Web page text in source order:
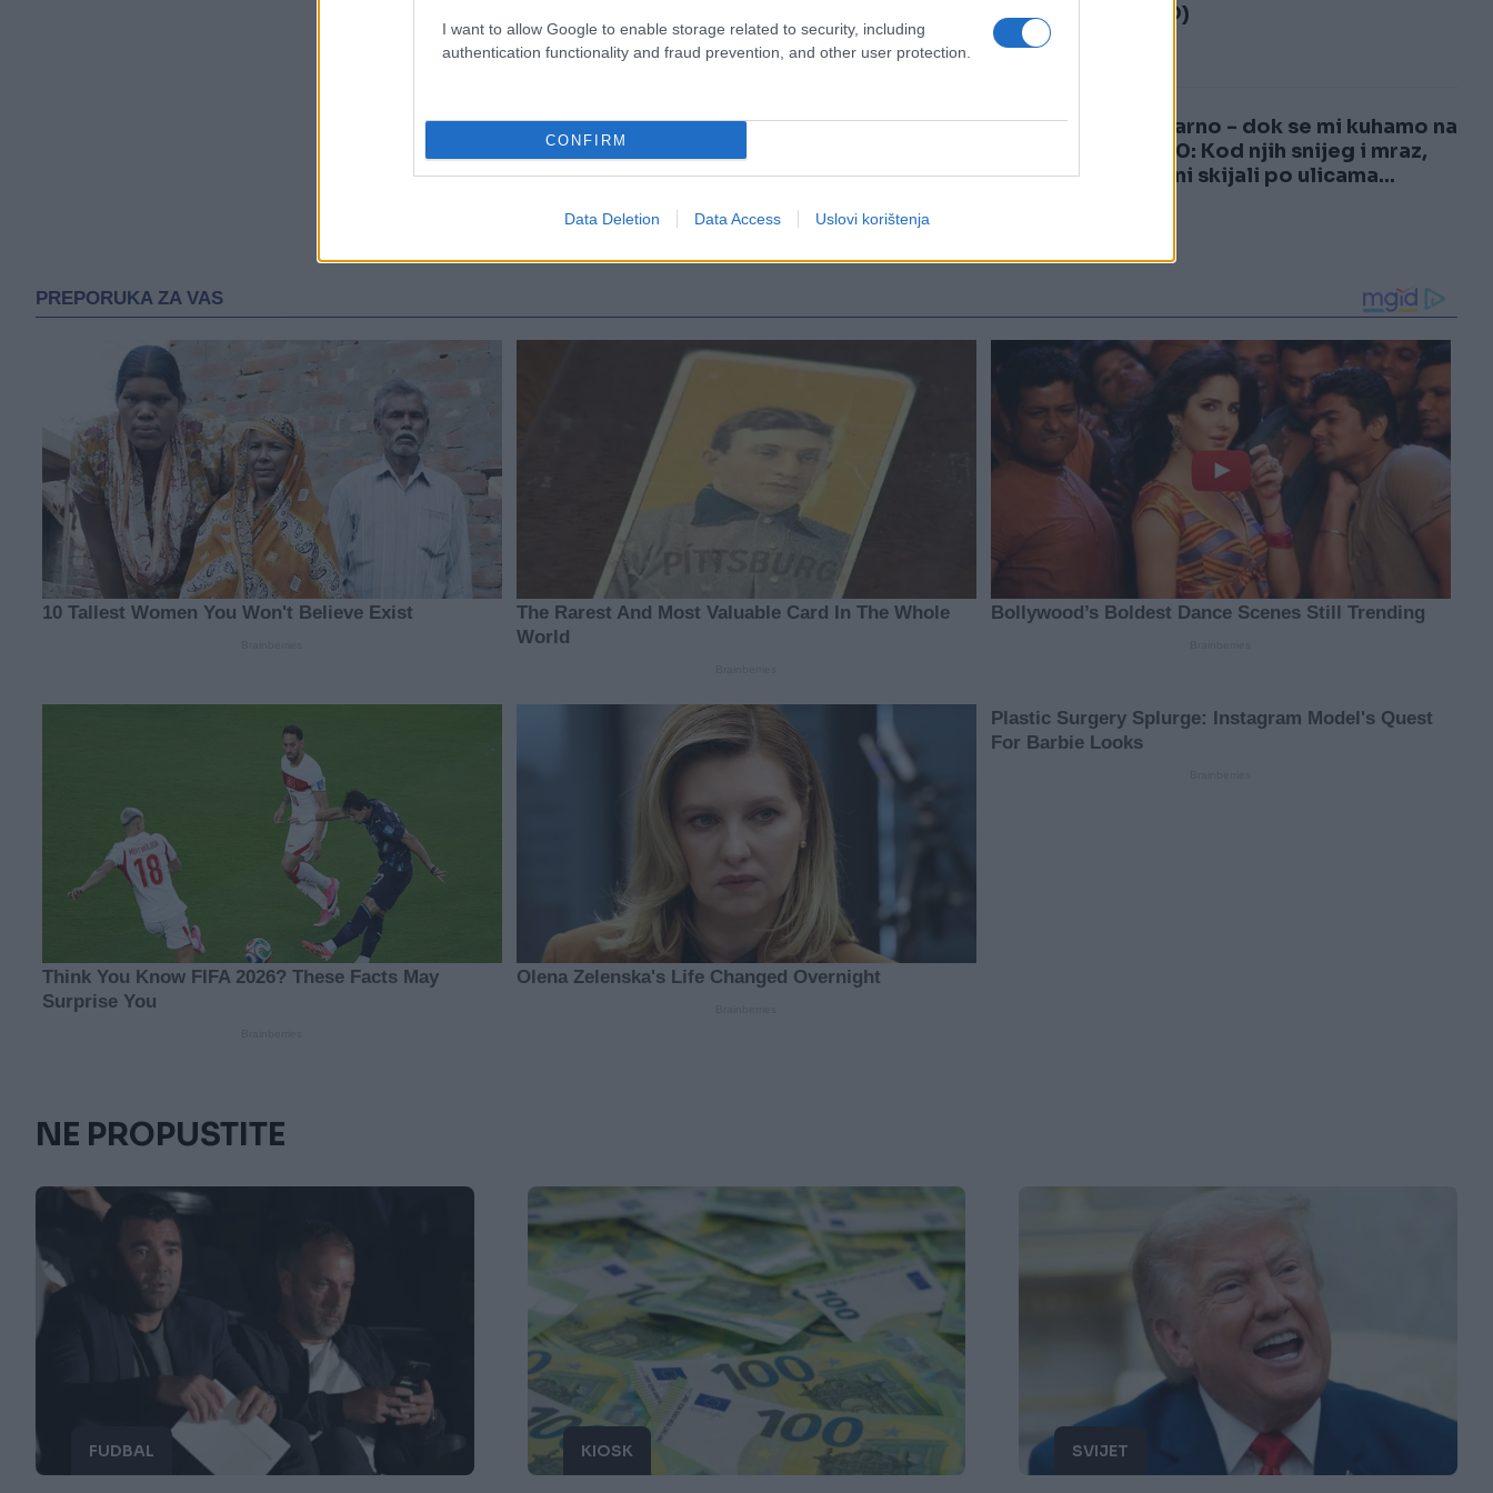
I want to allow Google to enable storage related to security, including
authentication functionality and fraud prevention, and other user protection.
CONFIRM
Data Deletion Data Access Uslovi korištenja
(VIDEO)
4
Nestvarno - dok se mi kuhamo na
plus 40: Kod njih snijeg i mraz,
građani skijali po ulicama...
NE PROPUSTITE
FUDBAL KIOSK SVIJET